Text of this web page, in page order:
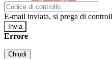
E-mail inviata, si prega di
Errore
Chiudi